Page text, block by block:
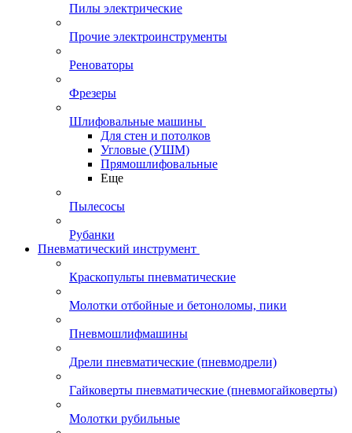
Пилы электрические
Прочие электроинструменты
Реноваторы
Фрезеры
Шлифовальные машины
Для стен и потолков
Угловые (УШМ)
Прямошлифовальные
Еще
Пылесосы
Рубанки
Пневматический инструмент
Краскопульты пневматические
Молотки отбойные и бетоноломы, пики
Пневмошлифмашины
Дрели пневматические (пневмодрели)
Гайковерты пневматические (пневмогайковерты)
Молотки рубильные